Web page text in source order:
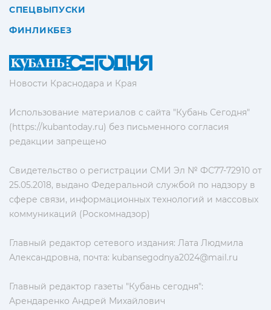
Новости Краснодара и Края
Использование материалов с сайта "Кубань Сегодня"
(https://kubantoday.ru) без письменного согласия
редакции запрещено
Свидетельство о регистрации СМИ Эл № ФС77-72910 от
25.05.2018, выдано Федеральной службой по надзору в
сфере связи, информационных технологий и массовых
коммуникаций (Роскомнадзор)
Главный редактор сетевого издания: Лата Людмила
Александровна, почта: kubansegodnya2024@mail.ru
Главный редактор газеты "Кубань сегодня":
Арендаренко Андрей Михайлович
СПЕЦВЫПУСКИ
ФИНЛИКБЕЗ